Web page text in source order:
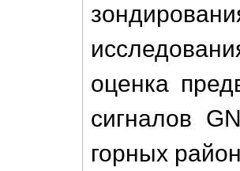
оценка
сигналов
горных